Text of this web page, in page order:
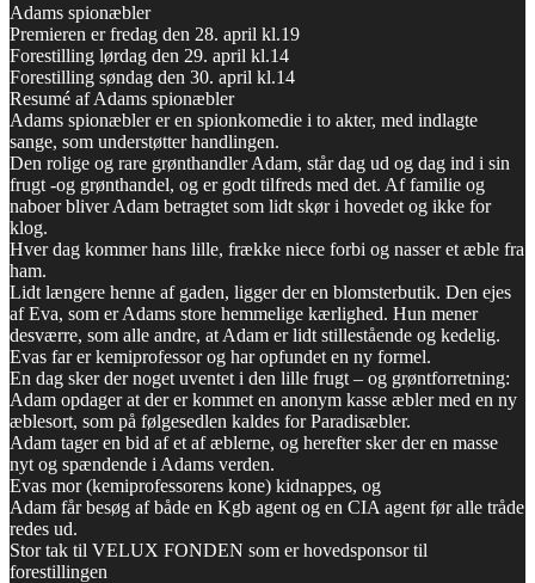
Adams spionæbler
Premieren er fredag den 28. april kl.19
Forestilling lørdag den 29. april kl.14
Forestilling søndag den 30. april kl.14
Resumé af Adams spionæbler
Adams spionæbler er en spionkomedie i to akter, med indlagte
sange, som understøtter handlingen.
Den rolige og rare grønthandler Adam, står dag ud og dag ind i sin
frugt -og grønthandel, og er godt tilfreds med det. Af familie og
naboer bliver Adam betragtet som lidt skør i hovedet og ikke for
klog.
Hver dag kommer hans lille, frække niece forbi og nasser et æble fra
ham.
Lidt længere henne af gaden, ligger der en blomsterbutik. Den ejes
af Eva, som er Adams store hemmelige kærlighed. Hun mener
desværre, som alle andre, at Adam er lidt stillestående og kedelig.
Evas far er kemiprofessor og har opfundet en ny formel.
En dag sker der noget uventet i den lille frugt – og grøntforretning:
Adam opdager at der er kommet en anonym kasse æbler med en ny
æblesort, som på følgesedlen kaldes for Paradisæbler.
Adam tager en bid af et af æblerne, og herefter sker der en masse
nyt og spændende i Adams verden.
Evas mor (kemiprofessorens kone) kidnappes, og
Adam får besøg af både en Kgb agent og en CIA agent før alle tråde
redes ud.
Stor tak til VELUX FONDEN som er hovedsponsor til
forestillingen